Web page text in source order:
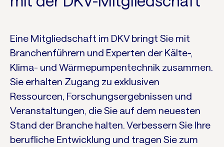
Eine Mitgliedschaft im DKV bringt Sie mit
Branchenführern und Experten der Kälte-,
Klima- und Wärmepumpentechnik zusammen.
Sie erhalten Zugang zu exklusiven
Ressourcen, Forschungsergebnissen und
Veranstaltungen, die Sie auf dem neuesten
Stand der Branche halten. Verbessern Sie Ihre
berufliche Entwicklung und tragen Sie zum